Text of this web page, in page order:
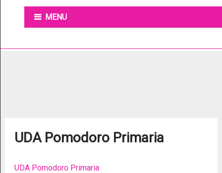
MENU
UDA Pomodoro Primaria
UDA Pomodoro Primaria